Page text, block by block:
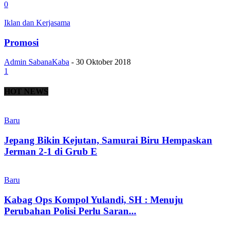
0
Iklan dan Kerjasama
Promosi
Admin SabanaKaba - 30 Oktober 2018
1
HOT NEWS
Baru
Jepang Bikin Kejutan, Samurai Biru Hempaskan
Jerman 2-1 di Grub E
Baru
Kabag Ops Kompol Yulandi, SH : Menuju
Perubahan Polisi Perlu Saran...